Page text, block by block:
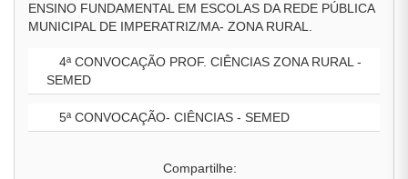
ENSINO FUNDAMENTAL EM ESCOLAS DA REDE PÚBLICA
MUNICIPAL DE IMPERATRIZ/MA- ZONA RURAL.
4ª CONVOCAÇÃO PROF. CIÊNCIAS ZONA RURAL -
SEMED
5ª CONVOCAÇÃO- CIÊNCIAS - SEMED
Compartilhe: